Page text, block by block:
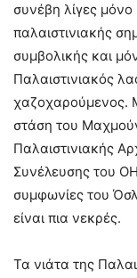
συνέβη λίγες
παλαιστινιακής
συμβολικής και
Παλαιστινιακός
χαζοχαρούμενος.
στάση του
Παλαιστινιακής
Συνέλευσης του
συμφωνίες του
είναι πια νεκρές.
Τα νιάτα της